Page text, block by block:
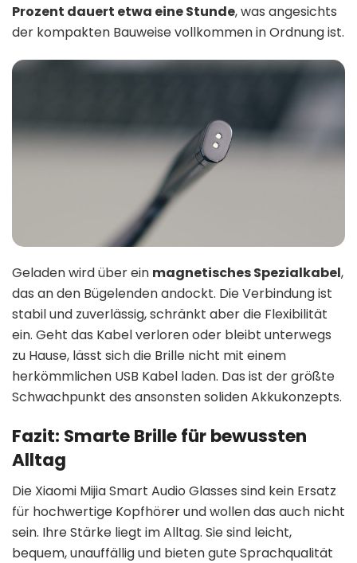
Prozent dauert etwa eine Stunde, was angesichts
der kompakten Bauweise vollkommen in Ordnung ist.
Geladen wird über ein magnetisches Spezialkabel,
das an den Bügelenden andockt. Die Verbindung ist
stabil und zuverlässig, schränkt aber die Flexibilität
ein. Geht das Kabel verloren oder bleibt unterwegs
zu Hause, lässt sich die Brille nicht mit einem
herkömmlichen USB Kabel laden. Das ist der größte
Schwachpunkt des ansonsten soliden Akkukonzepts.
Fazit: Smarte Brille für bewussten
Alltag
Die Xiaomi Mijia Smart Audio Glasses sind kein Ersatz
für hochwertige Kopfhörer und wollen das auch nicht
sein. Ihre Stärke liegt im Alltag. Sie sind leicht,
bequem, unauffällig und bieten gute Sprachqualität